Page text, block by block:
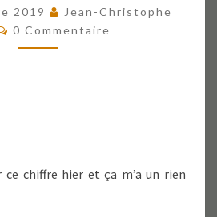
ET
SON
COUTEAU
2019
Jean-Christophe
Commentaires
0 Commentaire
chiffre hier et ça m’a un rien